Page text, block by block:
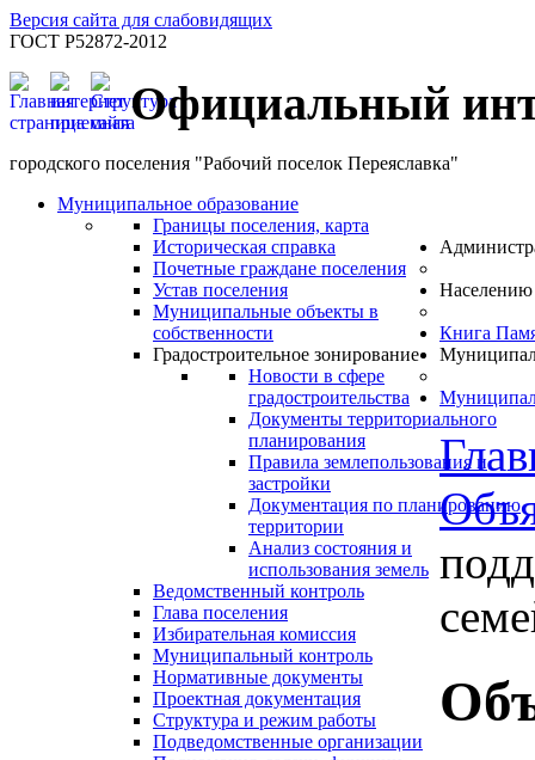
Версия сайта для слабовидящих
ГОСТ Р52872-2012
Официальный
городского поселения "Рабочий поселок Переяславка"
Муниципальное образование
Границы поселения, карта
Историческая справка
Почетные граждане поселения
Устав поселения
Муниципальные объекты в
собственности
Градостроительное зонирование
Новости в сфере
градостроительства
Документы территориального
планирования
Правила землепользования и
застройки
Документация по планированию
территории
Анализ состояния и
использования земель
Ведомственный контроль
Глава поселения
Избирательная комиссия
Муниципальный контроль
Нормативные документы
Проектная документация
Структура и режим работы
Подведомственные организации
Населению
Книга